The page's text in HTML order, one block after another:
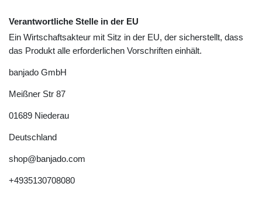
Verantwortliche Stelle in der EU
Ein Wirtschaftsakteur mit Sitz in der EU, der sicherstellt, dass
das Produkt alle erforderlichen Vorschriften einhält.
banjado GmbH
Meißner Str 87
01689 Niederau
Deutschland
shop@banjado.com
+4935130708080